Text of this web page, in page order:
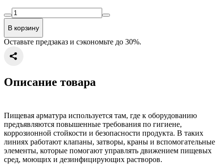
В корзину
Оставьте предзаказ и сэкономьте до 30%.
Описание товара
Пищевая арматура используется там, где к оборудованию
предъявляются повышенные требования по гигиене,
коррозионной стойкости и безопасности продукта. В таких
линиях работают клапаны, затворы, краны и вспомогательные
элементы, которые помогают управлять движением пищевых
сред, моющих и дезинфицирующих растворов.